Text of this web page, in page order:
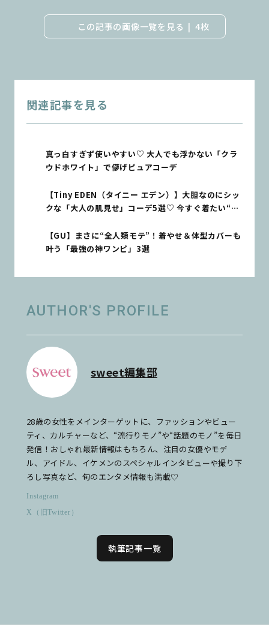
この記事の画像一覧を見る 4枚
関連記事を見る
真っ白すぎず使いやすい♡ 大人でも浮かない「クラ
ウドホワイト」で儚げピュアコーデ
【Tiny EDEN（タイニー エデン）】大胆なのにシッ
クな「大人の肌見せ」コーデ5選♡ 今すぐ着たい“主
【GU】まさに“全人類モテ”！着やせ＆体型カバーも
叶う「最強の神ワンピ」3選
AUTHOR'S PROFILE
sweet編集部
28歳の女性をメインターゲットに、ファッションやビュー
ティ、カルチャーなど、“流行りモノ”や“話題のモノ”を毎日
発信！おしゃれ最新情報はもちろん、注目の女優やモデ
ル、アイドル、イケメンのスペシャルインタビューや撮り下
ろし写真など、旬のエンタメ情報も満載♡
Instagram
X（旧Twitter）
執筆記事一覧